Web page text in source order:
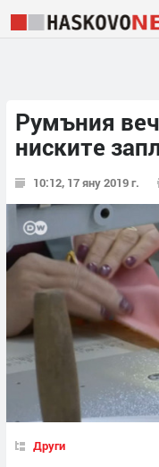
Румъния
ниските
10:12, 17 яну 2019 г.
Други